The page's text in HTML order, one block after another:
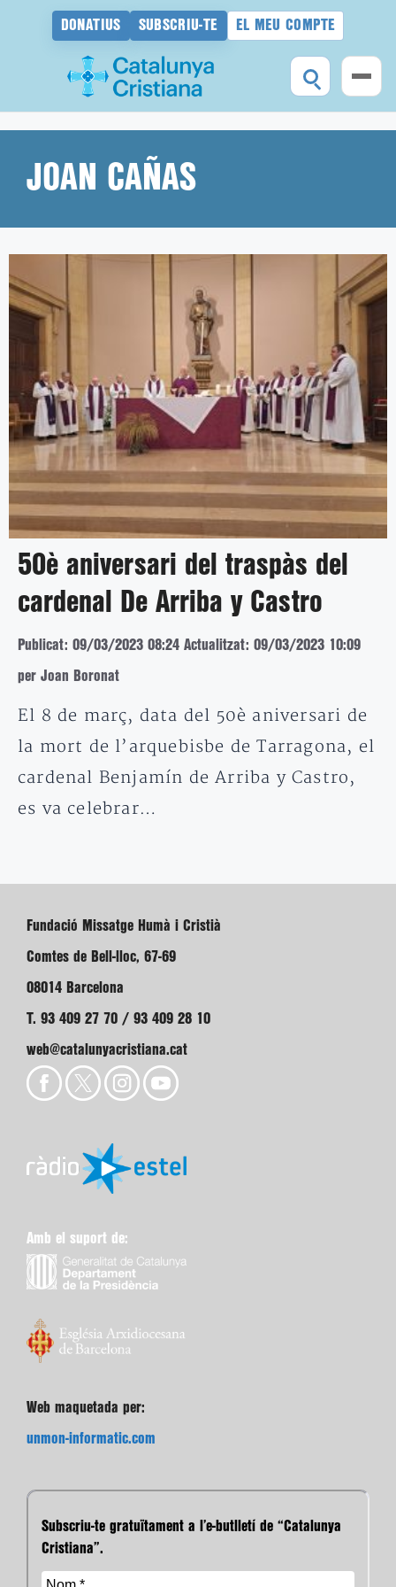
DONATIUS SUBSCRIU-TE EL MEU COMPTE
contingutJOAN CAÑAS
50è aniversari del traspàs del
cardenal De Arriba y Castro
Publicat: 09/03/2023 08:24 Actualitzat: 09/03/2023 10:09
per Joan Boronat
El 8 de març, data del 50è aniversari de
la mort de l’arquebisbe de Tarragona, el
cardenal Benjamín de Arriba y Castro,
es va celebrar…
Fundació Missatge Humà i Cristià
Comtes de Bell-lloc, 67-69
08014 Barcelona
T. 93 409 27 70 / 93 409 28 10
web@catalunyacristiana.cat
Amb el suport de:
Web maquetada per:
unmon-informatic.com
Subscriu-te gratuïtament a l’e-butlletí de “Catalunya
Cristiana”.